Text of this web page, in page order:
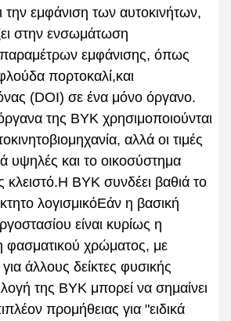
την εμφάνιση των αυτοκινήτων,
στην ενσωμάτωση
εμφάνισης, όπως
πορτοκαλί,και
(DOI) σε ένα μόνο όργανο.
της BYK χρησιμοποιούνται
αλλά οι τιμές
υψηλές και το οικοσύστημα
κλειστό.Η BYK συνδέει βαθιά το
λογισμικόΕάν η βασική
είναι κυρίως η
φασματικού χρώματος, με
άλλους δείκτες φυσικής
της BYK μπορεί να σημαίνει
προμήθειας για "ειδικά